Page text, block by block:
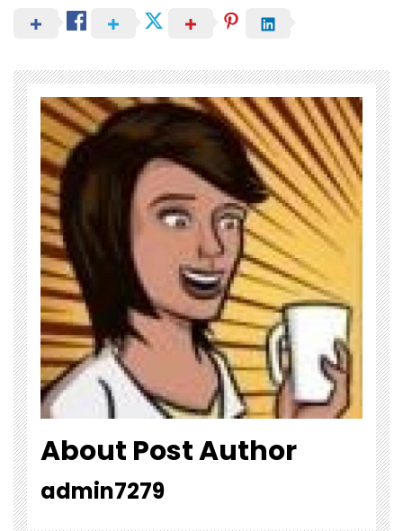
About Post Author
admin7279